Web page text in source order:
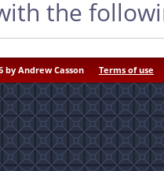
the
by Andrew Casson Terms of use